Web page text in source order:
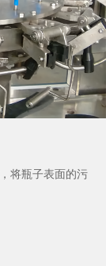
将瓶子表面的污